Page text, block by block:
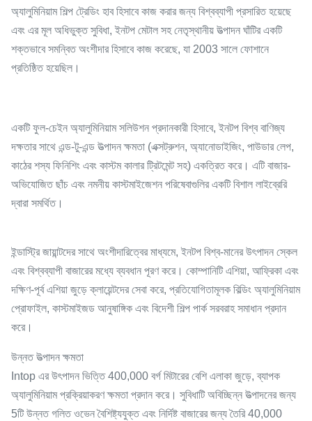
অ্যালুমিনিয়াম শিল্প ট্রেডিং হাব হিসাবে কাজ করার জন্য বিশ্বব্যাপী প্রসারিত হয়েছে
এবং এর মূল অধিভুক্ত সুবিধা, ইনটপ মেটাল সহ নেতৃস্থানীয় উত্পাদন ঘাঁটির একটি
শক্তভাবে সমন্বিত অংশীদার হিসাবে কাজ করেছে, যা 2003 সালে ফোশানে
প্রতিষ্ঠিত হয়েছিল।
একটি ফুল-চেইন অ্যালুমিনিয়াম সলিউশন প্রদানকারী হিসাবে, ইনটপ বিশ্ব বাণিজ্য
দক্ষতার সাথে এন্ড-টু-এন্ড উত্পাদন ক্ষমতা (এক্সট্রুশন, অ্যানোডাইজিং, পাউডার লেপ,
কাঠের শস্য ফিনিশিং এবং কাস্টম কালার ট্রিটমেন্ট সহ) একত্রিত করে। এটি বাজার-
অভিযোজিত ছাঁচ এবং নমনীয় কাস্টমাইজেশন পরিষেবাগুলির একটি বিশাল লাইব্রেরি
দ্বারা সমর্থিত।
ইন্ডাস্ট্রি জায়ান্টদের সাথে অংশীদারিত্বের মাধ্যমে, ইনটপ বিশ্ব-মানের উৎপাদন স্কেল
এবং বিশ্বব্যাপী বাজারের মধ্যে ব্যবধান পূরণ করে। কোম্পানিটি এশিয়া, আফ্রিকা এবং
দক্ষিণ-পূর্ব এশিয়া জুড়ে ক্লায়েন্টদের সেবা করে, প্রতিযোগিতামূলক বিল্ডিং অ্যালুমিনিয়াম
প্রোফাইল, কাস্টমাইজড আনুষাঙ্গিক এবং বিদেশী শিল্প পার্ক সরবরাহ সমাধান প্রদান
করে।
উন্নত উত্পাদন ক্ষমতা
Intop এর উৎপাদন ভিত্তি 400,000 বর্গ মিটারের বেশি এলাকা জুড়ে, ব্যাপক
অ্যালুমিনিয়াম প্রক্রিয়াকরণ ক্ষমতা প্রদান করে। সুবিধাটি অবিচ্ছিন্ন উত্পাদনের জন্য
5টি উন্নত গলিত ওভেন বৈশিষ্ট্যযুক্ত এবং নির্দিষ্ট বাজারের জন্য তৈরি 40,000